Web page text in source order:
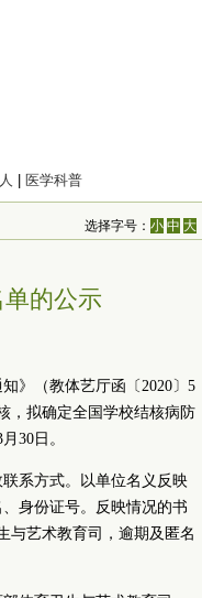
医学科普
选择字号：小 中 大
的公示
》（教体艺厅函〔2020〕5
，拟确定全国学校结核病防
30日。
系方式。以单位名义反映
身份证号。反映情况的书
与艺术教育司，逾期及匿名